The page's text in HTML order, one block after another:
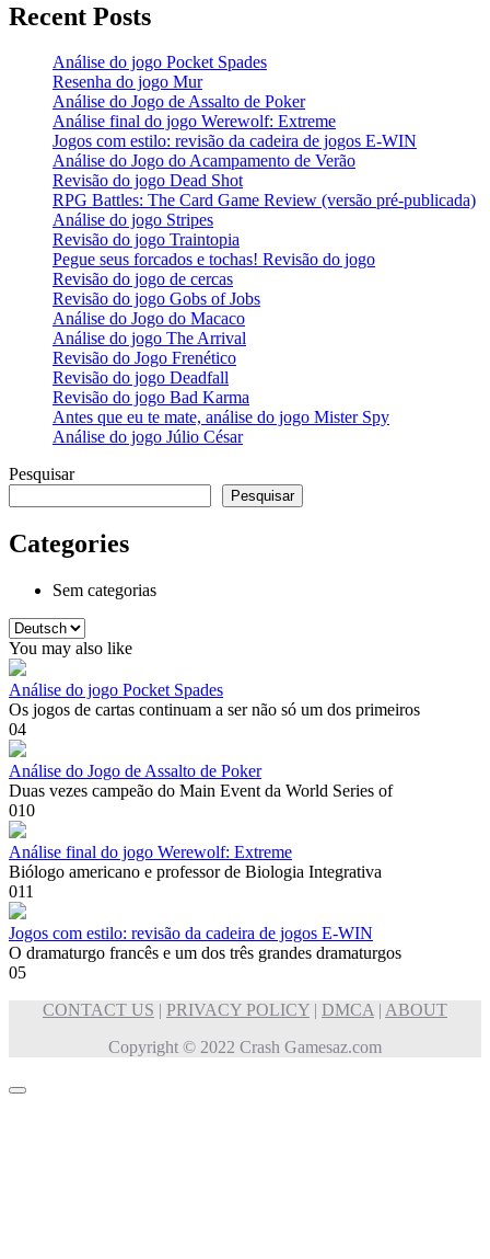
Recent Posts
Análise do jogo Pocket Spades
Resenha do jogo Mur
Análise do Jogo de Assalto de Poker
Análise final do jogo Werewolf: Extreme
Jogos com estilo: revisão da cadeira de jogos E-WIN
Análise do Jogo do Acampamento de Verão
Revisão do jogo Dead Shot
RPG Battles: The Card Game Review (versão pré-publicada)
Análise do jogo Stripes
Revisão do jogo Traintopia
Pegue seus forcados e tochas! Revisão do jogo
Revisão do jogo de cercas
Revisão do jogo Gobs of Jobs
Análise do Jogo do Macaco
Análise do jogo The Arrival
Revisão do Jogo Frenético
Revisão do jogo Deadfall
Revisão do jogo Bad Karma
Antes que eu te mate, análise do jogo Mister Spy
Análise do jogo Júlio César
Pesquisar
Pesquisar
Categories
Sem categorias
Escolha
um
idioma
You may also like
Análise do jogo Pocket Spades
Os jogos de cartas continuam a ser não só um dos primeiros
04
Análise do Jogo de Assalto de Poker
Duas vezes campeão do Main Event da World Series of
010
Análise final do jogo Werewolf: Extreme
Biólogo americano e professor de Biologia Integrativa
011
Jogos com estilo: revisão da cadeira de jogos E-WIN
O dramaturgo francês e um dos três grandes dramaturgos
05
CONTACT US | PRIVACY POLICY | DMCA | ABOUT
Copyright © 2022 Crash Gamesaz.com